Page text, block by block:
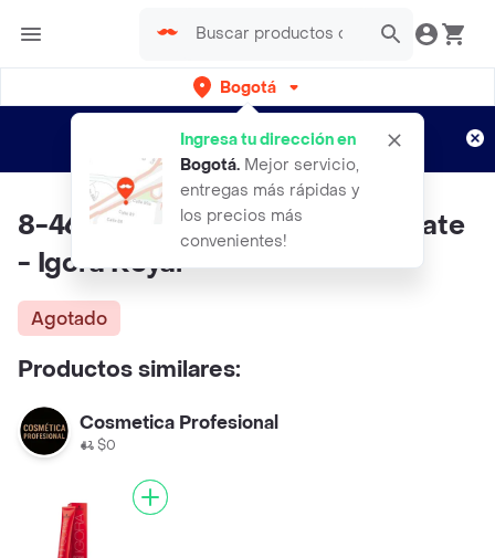
Bogotá
Ingresa tu dirección en
Bogotá. Mejor servicio,
entregas más rápidas y
los precios más
convenientes!
envíos gratis por semanas
Aplican TyC
8-46 Rubio Claro Beige Chocolate
- Igora Royal
Agotado
Productos similares:
Cosmetica Profesional
$0